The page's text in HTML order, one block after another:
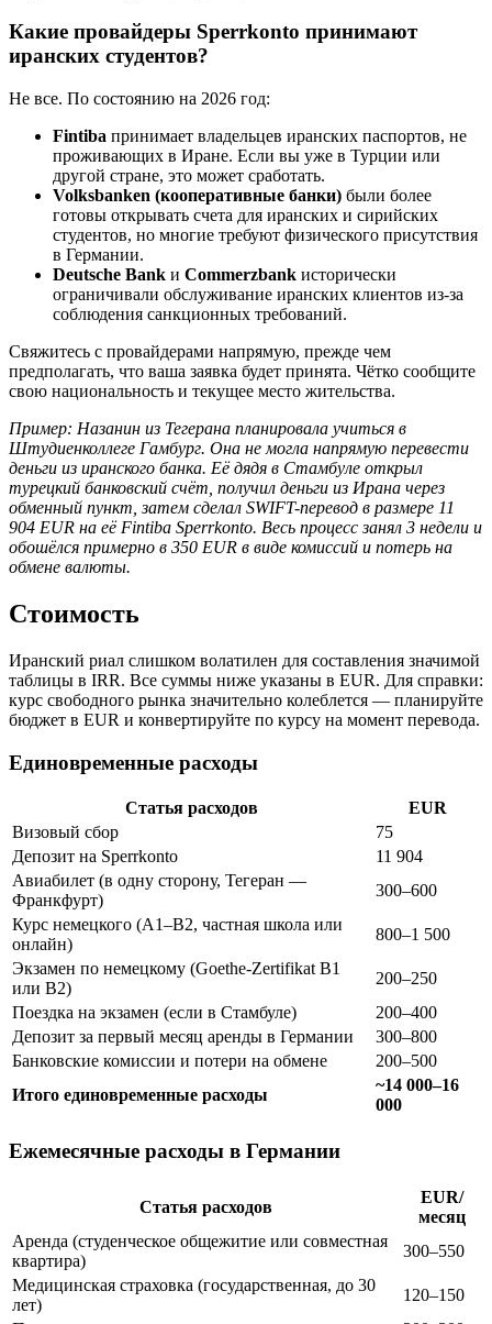
Какие провайдеры Sperrkonto принимают
иранских студентов?
Не все. По состоянию на 2026 год:
Fintiba принимает владельцев иранских паспортов, не
проживающих в Иране. Если вы уже в Турции или
другой стране, это может сработать.
Volksbanken (кооперативные банки) были более
готовы открывать счета для иранских и сирийских
студентов, но многие требуют физического присутствия
в Германии.
Deutsche Bank и Commerzbank исторически
ограничивали обслуживание иранских клиентов из-за
соблюдения санкционных требований.
Свяжитесь с провайдерами напрямую, прежде чем
предполагать, что ваша заявка будет принята. Чётко сообщите
свою национальность и текущее место жительства.
Пример: Назанин из Тегерана планировала учиться в
Штудиенколлеге Гамбург. Она не могла напрямую перевести
деньги из иранского банка. Её дядя в Стамбуле открыл
турецкий банковский счёт, получил деньги из Ирана через
обменный пункт, затем сделал SWIFT-перевод в размере 11
904 EUR на её Fintiba Sperrkonto. Весь процесс занял 3 недели и
обошёлся примерно в 350 EUR в виде комиссий и потерь на
обмене валюты.
Стоимость
Иранский риал слишком волатилен для составления значимой
таблицы в IRR. Все суммы ниже указаны в EUR. Для справки:
курс свободного рынка значительно колеблется — планируйте
бюджет в EUR и конвертируйте по курсу на момент перевода.
Единовременные расходы
Статья расходов
EUR
Визовый сбор
75
Депозит на Sperrkonto
11 904
Авиабилет (в одну сторону, Тегеран —
Франкфурт)
300–600
Курс немецкого (A1–B2, частная школа или
онлайн)
800–1 500
Экзамен по немецкому (Goethe-Zertifikat B1
или B2)
200–250
Поездка на экзамен (если в Стамбуле)
200–400
Депозит за первый месяц аренды в Германии
300–800
Банковские комиссии и потери на обмене
200–500
Итого единовременные расходы
~14 000–16
000
Ежемесячные расходы в Германии
Статья расходов
EUR/
месяц
Аренда (студенческое общежитие или совместная
квартира)
300–550
Медицинская страховка (государственная, до 30
лет)
120–150